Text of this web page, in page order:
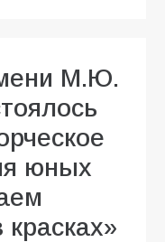
М.Ю.
юных
красках»